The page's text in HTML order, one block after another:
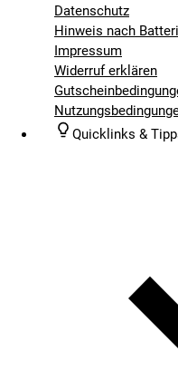
Datenschutz
Hinweis nach
Impressum
Widerruf erklären
Quicklinks &